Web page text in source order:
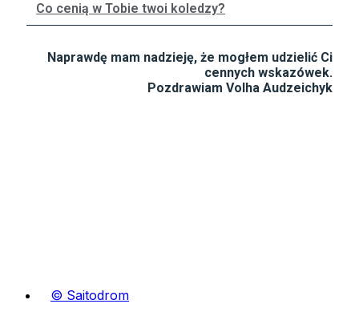
Co cenią w Tobie twoi koledzy?
Naprawdę mam nadzieję, że mogłem udzielić Ci
cennych wskazówek.
Pozdrawiam Volha Audzeichyk
© Saitodrom